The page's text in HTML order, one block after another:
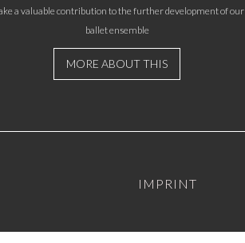
a valuable contribution to the further development of our
ballet ensemble
MORE ABOUT THIS
IMPRINT